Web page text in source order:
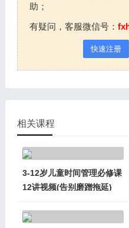
助；
有疑问，客服微信号：
快速注册
相关课程
3-12岁儿童时间管理必修课
12讲视频(告别磨蹭拖延)